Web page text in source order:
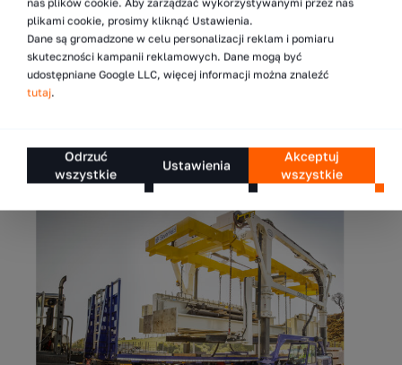
plikami cookie, prosimy kliknąć Ustawienia.
Dane są gromadzone w celu personalizacji reklam i pomiaru
skuteczności kampanii reklamowych. Dane mogą być
udostępniane Google LLC, więcej informacji można znaleźć
tutaj.
Odrzuć
wszystkie
Ustawienia
Akceptuj
wszystkie